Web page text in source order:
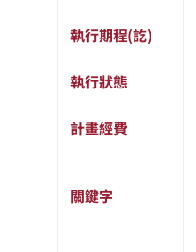
執行期程(訖)
執行狀態
計畫經費
關鍵字